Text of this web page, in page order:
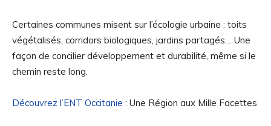
Certaines communes misent sur l’écologie urbaine : toits
végétalisés, corridors biologiques, jardins partagés… Une
façon de concilier développement et durabilité, même si le
chemin reste long.
Découvrez l’ENT Occitanie : Une Région aux Mille Facettes